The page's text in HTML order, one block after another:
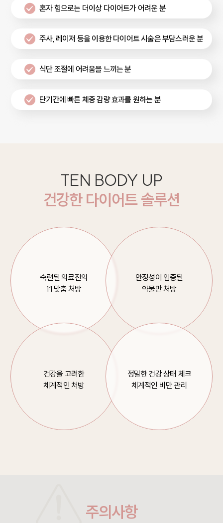
혼자 힘으로는 더이상 다이어트가 어려운 분
주사, 레이저 등을 이용한 다이어트 시술은 부담스러운 분
식단 조절에 어려움을 느끼는 분
단기간에 빠른 체중 감량 효과를 원하는 분
TEN BODY UP
건강한 다이어트 솔루션
숙련된 의료진의
1:1 맞춤 처방
안정성이 입증된
약물만 처방
건강을 고려한
체계적인 처방
정밀한 건강 상태 체크
체계적인 비만 관리
주의사항